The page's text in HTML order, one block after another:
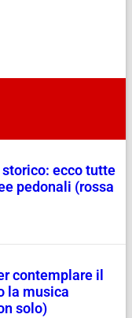
ecco tutte
pedonali (rossa
contemplare il
la musica
solo)